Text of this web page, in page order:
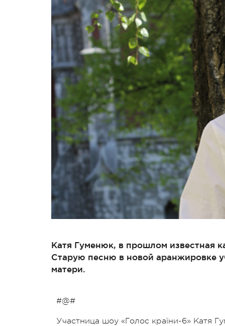
Катя Гуменюк, в прошлом известная
Старую песню в новой аранжировке
матери.
#@#
Участница шоу «Голос країни-6» Катя